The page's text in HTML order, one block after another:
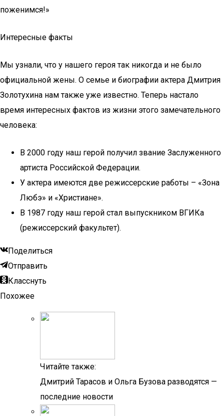
поженимся!»
Интересные факты
Мы узнали, что у нашего героя так никогда и не было
официальной жены. О семье и биографии актера Дмитрия
Золотухина нам также уже известно. Теперь настало
время интересных фактов из жизни этого замечательного
человека:
В 2000 году наш герой получил звание Заслуженного
артиста Российской Федерации.
У актера имеются две режиссерские работы – «Зона
Любэ» и «Христиане».
В 1987 году наш герой стал выпускником ВГИКа
(режиссерский факультет).
Поделиться
Отправить
Класснуть
Похожее
Читайте также:
Дмитрий Тарасов и Ольга Бузова разводятся —
последние новости